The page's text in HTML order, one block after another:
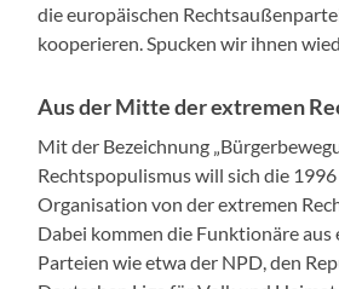
die europäischen
kooperieren. Spucken wir ihnen
Aus der Mitte der extremen
Mit der Bezeichnung
Rechtspopulismus will sich die
Organisation von der extremen
Dabei kommen die Funktionäre aus
Parteien wie etwa der NPD, den